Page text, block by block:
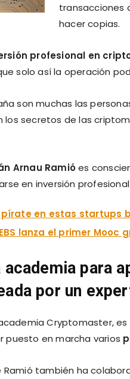
transacciones
hacer copias.
profesional en
solo así la operación
son muchas las
los secretos de las
Arnau Ramióes
en inversión
en estas startups
lanza el primer
para
por un
Cryptomaster,
puesto en marcha varios
Ramió también ha